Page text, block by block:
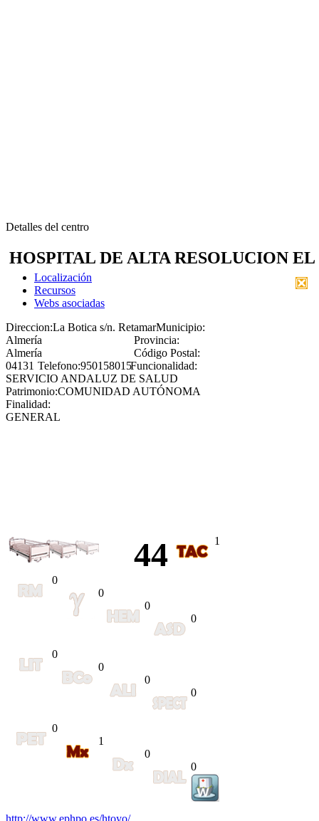
Detalles del centro
HOSPITAL DE ALTA RESOLUCION
Localización
Recursos
Webs asociadas
Direccion:La Botica s/n. RetamarMunicipio:
Almería
Provincia:
Almería
Código Postal:
04131 Telefono:950158015Funcionalidad:
SERVICIO ANDALUZ DE SALUD
Patrimonio:COMUNIDAD AUTÓNOMA
Finalidad:
GENERAL
44 1
0
0
0
0
0
0
0
0
0
1
0
0
http://www.ephpo.es/htoyo/